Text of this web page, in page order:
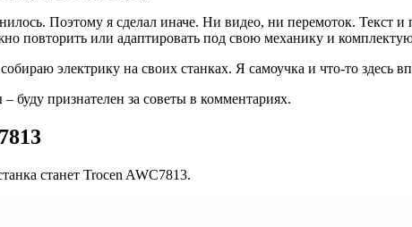
Поэтому я сделал иначе. Ни видео, ни перемоток. Текст
повторить или адаптировать под свою механику и
электрику на своих станках. Я самоучка и что-то
буду признателен за советы в комментариях.
станет Trocen AWC7813.